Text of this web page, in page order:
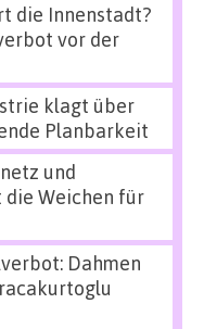
die Innenstadt?
vor der
klagt über
Planbarkeit
und
die Weichen für
Dahmen